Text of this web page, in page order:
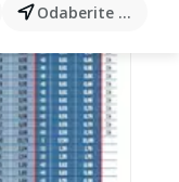
Odaberite grad